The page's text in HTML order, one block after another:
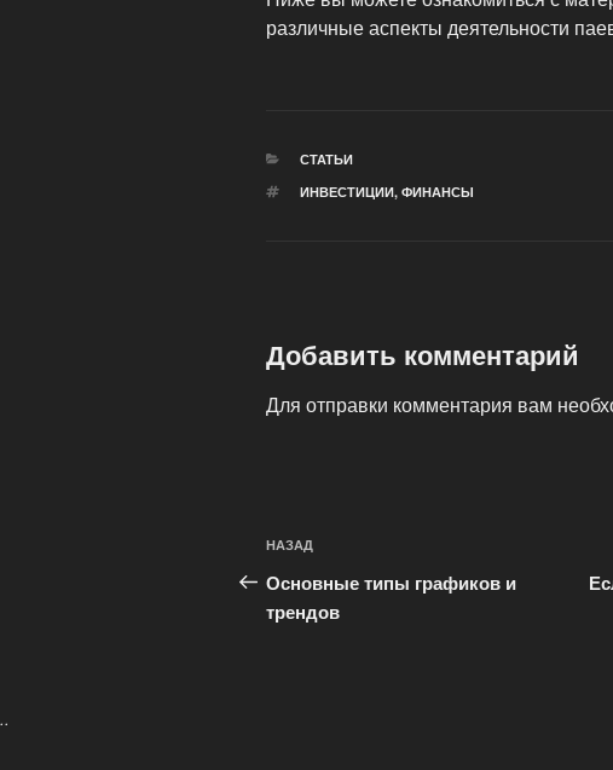
различные аспекты деятельности
РУБРИКИ
СТАТЬИ
МЕТКИ
ИНВЕСТИЦИИ, ФИНАНСЫ
Добавить комментарий
Для отправки комментария вам
Навигация
по
записям
Предыдущая
запись:
НАЗАД
Основные типы графиков и
трендов
..